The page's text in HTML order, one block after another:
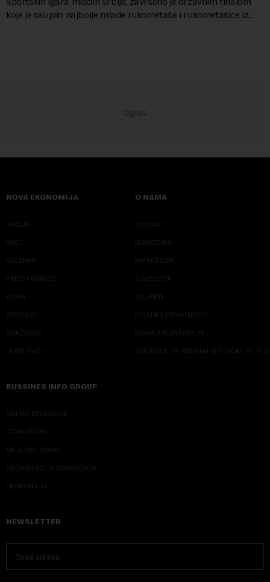
koje je okupilo najbolje mlade rukometaše i rukometašice iz
NOVA EKONOMIJA
SRBIJA
SVET
KOLUMNE
PRIČE I ANALIZE
VIDEO
PODCAST
ODRŽIVOST
LEPŠI ŽIVOT
O NAMA
KONTAKT
MARKETING
IMPRESSUM
NJUZLETER
KLIJENTI
POLITIKA PRIVATNOSTI
PRAVILA KORIŠĆENJA
SMERNICE ZA PRIMENU VEŠTAČKE
BUSSINES INFO GROUP
ONLINE EDUKACIJE
IZDAVAŠTVO
MEDIJSKE OBUKE
ORGANIZACIJA DOGADJAJA
EKONOM I JA
NEWSLETTER